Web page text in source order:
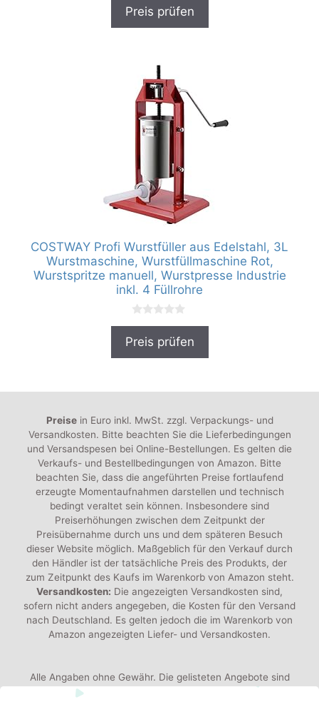
o
Preis prüfen
COSTWAY Profi Wurstfüller aus Edelstahl, 3L
Wurstmaschine, Wurstfüllmaschine Rot,
Wurstspritze manuell, Wurstpresse Industrie
inkl. 4 Füllrohre
0
o
Preis prüfen
Preisein Euro inkl. MwSt. zzgl. Verpackungs- und
Versandkosten. Bitte beachten Sie die Lieferbedingungen
und Versandspesen bei Online-Bestellungen. Es gelten die
Verkaufs- und Bestellbedingungen von Amazon. Bitte
beachten Sie, dass die angeführten Preise fortlaufend
erzeugte Momentaufnahmen darstellen und technisch
bedingt veraltet sein können. Insbesondere sind
Preiserhöhungen zwischen dem Zeitpunkt der
Preisübernahme durch uns und dem späteren Besuch
dieser Website möglich. Maßgeblich für den Verkauf durch
den Händler ist der tatsächliche Preis des Produkts, der
zum Zeitpunkt des Kaufs im Warenkorb von Amazon steht.
Versandkosten: Die angezeigten Versandkosten sind,
sofern nicht anders angegeben, die Kosten für den Versand
nach Deutschland. Es gelten jedoch die im Warenkorb von
Amazon angezeigten Liefer- und Versandkosten.
Alle Angaben ohne Gewähr. Die gelisteten Angebote sind
keine verbindlichen Werbeaussagen der Anbieter!